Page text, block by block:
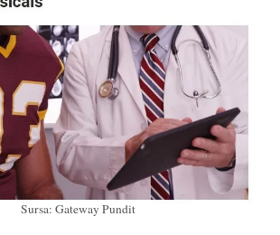
Sursa: Gateway Pundit